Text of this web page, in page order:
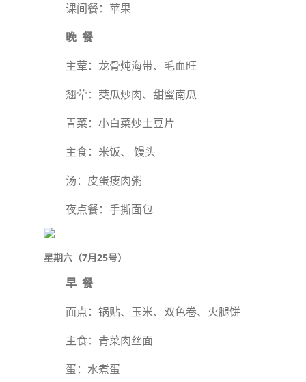
课间餐：苹果
晚 餐
主荤：龙骨炖海带、毛血旺
翘荤：茭瓜炒肉、甜蜜南瓜
青菜：小白菜炒土豆片
主食：米饭、 馒头
汤：皮蛋瘦肉粥
夜点餐：手撕面包
星期六（7月25号）
早 餐
面点：锅贴、玉米、双色卷、火腿饼
主食：青菜肉丝面
蛋：水煮蛋